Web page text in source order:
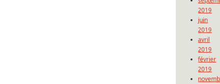
2019
juin
2019
avril
2019
février
2019